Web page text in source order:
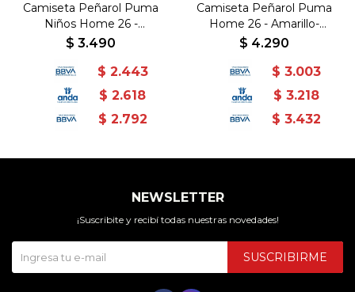
Camiseta Peñarol Puma
Niños Home 26 -
Amarillo-Negro
$ 3.490
$ 2.443
$ 2.618
$ 2.792
Camiseta Peñarol Puma
Home 26 - Amarillo-
Negro
$ 4.290
$ 3.003
$ 3.218
$ 3.432
NEWSLETTER
¡Suscribite y recibí todas nuestras novedades!
SUSCRIBIRME